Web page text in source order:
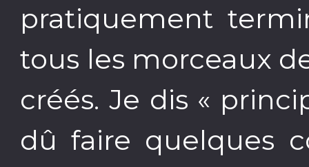
pratiquement
tous les morceaux
créés. Je dis «
dû faire quelques